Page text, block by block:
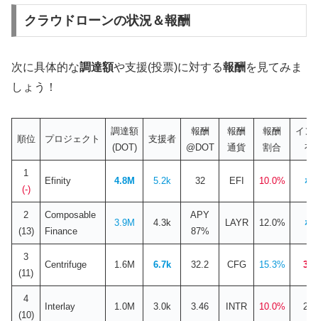
クラウドローンの状況＆報酬
次に具体的な調達額や支援(投票)に対する報酬 を見てみま
しょう！
順位 プロジェクト
調達額
(DOT)
支援者
報酬
@DOT
報酬
通貨
報酬
割合
イン
有
1
(-)
Efinity 4.8M 5.2k 32 EFI 10.0% な
2
(13)
Composable
Finance
3.9M 4.3k
APY
87%
LAYR 12.0% な
3
(11)
Centrifuge 1.6M 6.7k 32.2 CFG 15.3%
4
(10)
Interlay 1.0M 3.0k 3.46 INTR 10.0%